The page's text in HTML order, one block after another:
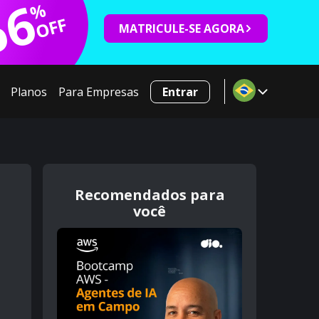
%
OFF MATRICULE-SE AGORA
Planos Para Empresas Entrar
Recomendados para
você